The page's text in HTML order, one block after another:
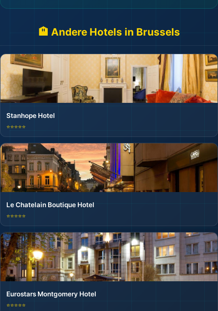
🏨 Andere Hotels in Brussels
Stanhope Hotel
⭐⭐⭐⭐⭐
Le Chatelain Boutique Hotel
⭐⭐⭐⭐⭐
Eurostars Montgomery Hotel
⭐⭐⭐⭐⭐